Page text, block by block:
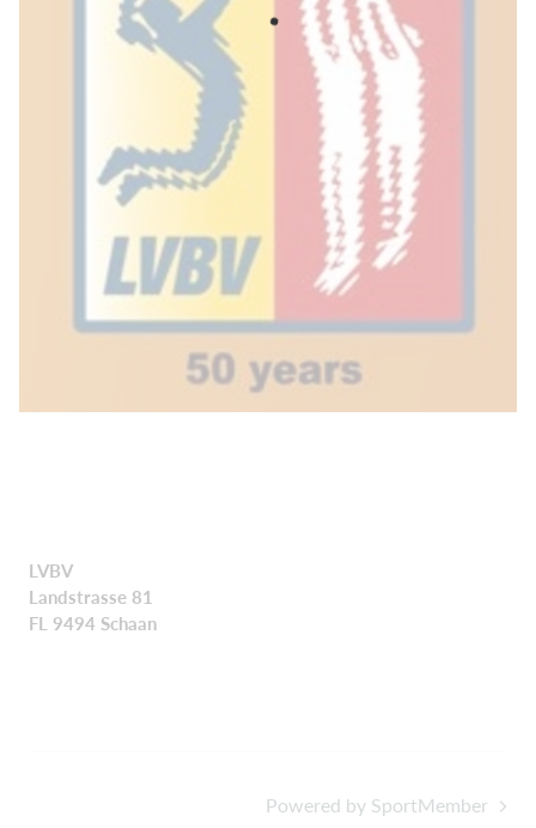
LVBV
Landstrasse 81
FL 9494 Schaan
Powered by SportMember